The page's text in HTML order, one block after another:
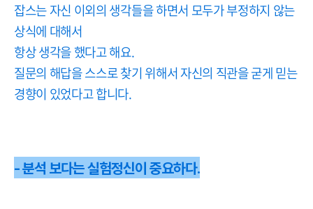
잡스는 자신 이외의 생각들을 하면서 모두가 부정하지 않는
상식에 대해서
항상 생각을 했다고 해요.
질문의 해답을 스스로 찾기 위해서 자신의 직관을 굳게 믿는
경향이 있었다고 합니다.
- 분석 보다는 실험정신이 중요하다.